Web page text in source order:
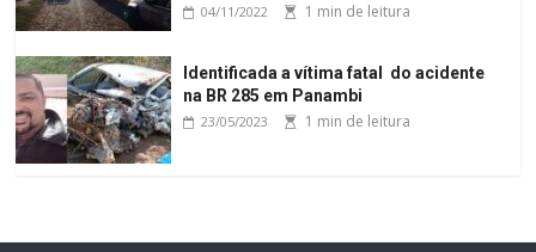
04/11/2022 1 min de leitura
Identificada a vítima fatal do acidente
na BR 285 em Panambi
23/05/2023 1 min de leitura